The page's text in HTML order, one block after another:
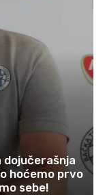
dojučerašnja
hoćemo prvo
sebe!